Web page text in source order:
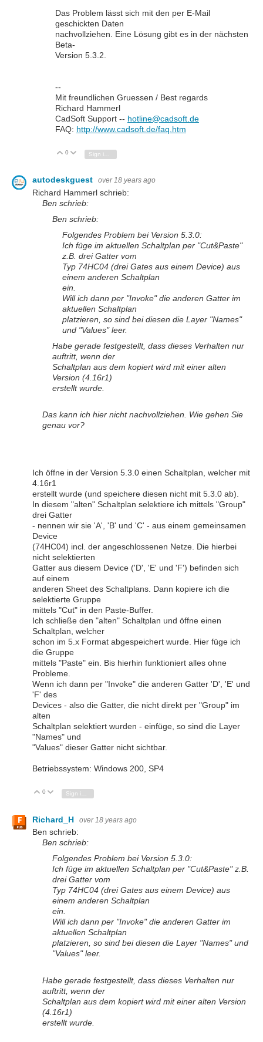
Das Problem lässt sich mit den per E-Mail
geschickten Daten
nachvollziehen. Eine Lösung gibt es in der nächsten
Beta-
Version 5.3.2.
--
Mit freundlichen Gruessen / Best regards
Richard Hammerl
CadSoft Support -- hotline@cadsoft.de
FAQ: http://www.cadsoft.de/faq.htm
Vote Up
0 Vote Down
autodeskguest over 18 years ago
Richard Hammerl schrieb:
Ben schrieb:
Ben schrieb:
Folgendes Problem bei Version 5.3.0:
Ich füge im aktuellen Schaltplan per "Cut&Paste"
z.B. drei Gatter vom
Typ 74HC04 (drei Gates aus einem Device) aus
einem anderen Schaltplan
ein.
Will ich dann per "Invoke" die anderen Gatter im
aktuellen Schaltplan
platzieren, so sind bei diesen die Layer "Names"
und "Values" leer.
Habe gerade festgestellt, dass dieses Verhalten nur
auftritt, wenn der
Schaltplan aus dem kopiert wird mit einer alten
Version (4.16r1)
erstellt wurde.
Das kann ich hier nicht nachvollziehen. Wie gehen Sie
genau vor?
Ich öffne in der Version 5.3.0 einen Schaltplan, welcher mit
4.16r1
erstellt wurde (und speichere diesen nicht mit 5.3.0 ab).
In diesem "alten" Schaltplan selektiere ich mittels "Group"
drei Gatter
- nennen wir sie 'A', 'B' und 'C' - aus einem gemeinsamen
Device
(74HC04) incl. der angeschlossenen Netze. Die hierbei
nicht selektierten
Gatter aus diesem Device ('D', 'E' und 'F') befinden sich
auf einem
anderen Sheet des Schaltplans. Dann kopiere ich die
selektierte Gruppe
mittels "Cut" in den Paste-Buffer.
Ich schließe den "alten" Schaltplan und öffne einen
Schaltplan, welcher
schon im 5.x Format abgespeichert wurde. Hier füge ich
die Gruppe
mittels "Paste" ein. Bis hierhin funktioniert alles ohne
Probleme.
Wenn ich dann per "Invoke" die anderen Gatter 'D', 'E' und
'F' des
Devices - also die Gatter, die nicht direkt per "Group" im
alten
Schaltplan selektiert wurden - einfüge, so sind die Layer
"Names" und
"Values" dieser Gatter nicht sichtbar.
Betriebssystem: Windows 200, SP4
Vote Up
0 Vote Down
Richard_H over 18 years ago
Ben schrieb:
Ben schrieb:
Folgendes Problem bei Version 5.3.0:
Ich füge im aktuellen Schaltplan per "Cut&Paste" z.B.
drei Gatter vom
Typ 74HC04 (drei Gates aus einem Device) aus
einem anderen Schaltplan
ein.
Will ich dann per "Invoke" die anderen Gatter im
aktuellen Schaltplan
platzieren, so sind bei diesen die Layer "Names" und
"Values" leer.
Habe gerade festgestellt, dass dieses Verhalten nur
auftritt, wenn der
Schaltplan aus dem kopiert wird mit einer alten Version
(4.16r1)
erstellt wurde.